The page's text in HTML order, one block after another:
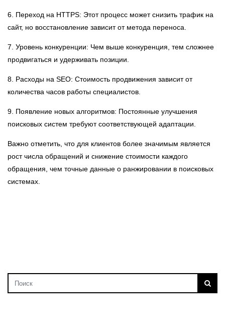
6. Переход на HTTPS: Этот процесс может снизить трафик на
сайт, но восстановление зависит от метода переноса.
7. Уровень конкуренции: Чем выше конкуренция, тем сложнее
продвигаться и удерживать позиции.
8. Расходы на SEO: Стоимость продвижения зависит от
количества часов работы специалистов.
9. Появление новых алгоритмов: Постоянные улучшения
поисковых систем требуют соответствующей адаптации.
Важно отметить, что для клиентов более значимым является
рост числа обращений и снижение стоимости каждого
обращения, чем точные данные о ранжировании в поисковых
системах.